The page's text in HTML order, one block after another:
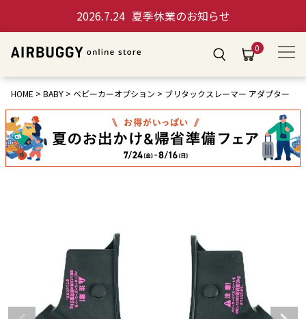
2026.7.24 夏季休業のお知らせ
0
HOME BABY ベビーカーオプション ブリタックスレーマー アダプター